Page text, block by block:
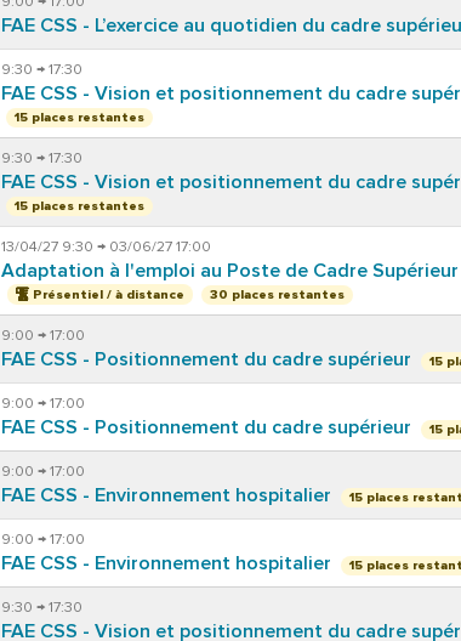
FAE CSS - L’exercice au quotidien du cadre
9:30 → 17:30
FAE CSS - Vision et positionnement du cadre
15 places restantes
9:30 → 17:30
FAE CSS - Vision et positionnement du cadre
15 places restantes
13/04/27 9:30 → 03/06/27 17:00
Adaptation à l'emploi au Poste de Cadre
Présentiel / à distance 30 places restantes
9:00 → 17:00
FAE CSS - Positionnement du cadre supérieur 15
9:00 → 17:00
FAE CSS - Positionnement du cadre supérieur 15
9:00 → 17:00
FAE CSS - Environnement hospitalier 15 places
9:00 → 17:00
FAE CSS - Environnement hospitalier 15 places
9:30 → 17:30
FAE CSS - Vision et positionnement du cadre